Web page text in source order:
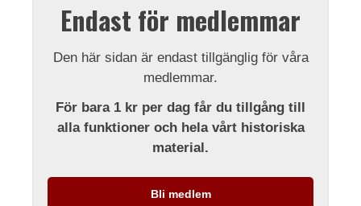
Endast för medlemmar
Den här sidan är endast tillgänglig för våra
medlemmar.
För bara 1 kr per dag får du tillgång till
alla funktioner och hela vårt historiska
material.
Bli medlem